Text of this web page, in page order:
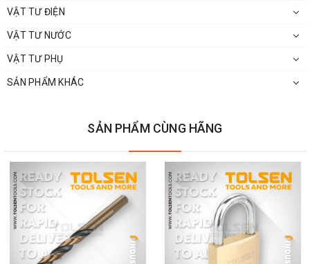
VẬT TƯ ĐIỆN
VẬT TƯ NƯỚC
VẬT TƯ PHỤ
SẢN PHẨM KHÁC
SẢN PHẨM CÙNG HÃNG